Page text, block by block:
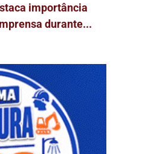
importância
durante...